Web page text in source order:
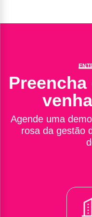
Agende uma
rosa da gestão